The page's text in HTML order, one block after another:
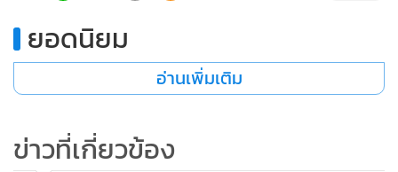
1.กองทุนเปิดบัวหลวงหุ้นจีน (B-CHINE-EQ) ที่มีการบริหาร
จัดการพอร์ตแบบยืดหยุ่น โดยสัดส่วน 80% ลงทุนหุ้นของบริษัท
ซึ่งผลการดำเนินงานในช่วงที่ผ่านมา สามารถบริหารจัดการได้ดี
อยู่ในอันดับต้นๆ ของอุตสาหกรรม จากการบริหารพอร์ตแบบ
ยอดนิยม
อ่านเพิ่มเติม
ข่าวที่เกี่ยวข้อง